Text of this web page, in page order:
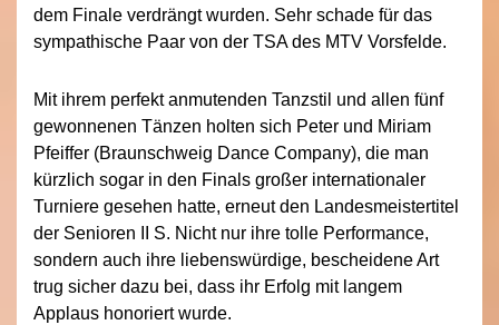
dem Finale verdrängt wurden. Sehr schade für das
sympathische Paar von der TSA des MTV Vorsfelde.
Mit ihrem perfekt anmutenden Tanzstil und allen fünf
gewonnenen Tänzen holten sich Peter und Miriam
Pfeiffer (Braunschweig Dance Company), die man
kürzlich sogar in den Finals großer internationaler
Turniere gesehen hatte, erneut den Landesmeistertitel
der Senioren II S. Nicht nur ihre tolle Performance,
sondern auch ihre liebenswürdige, bescheidene Art
trug sicher dazu bei, dass ihr Erfolg mit langem
Applaus honoriert wurde.